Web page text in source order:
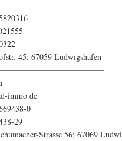
45; 67059 Ludwigshafen
immo.de
0
29
Strasse 56; 67069